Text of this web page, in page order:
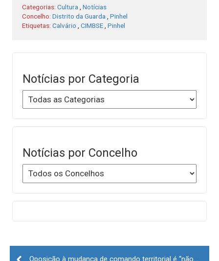
Categorias: Cultura
Notícias
Concelho: Distrito da Guarda
Pinhel
Etiquetas: Calvário CIMBSE Pinhel
Notícias por Categoria
Notícias por Concelho
Post